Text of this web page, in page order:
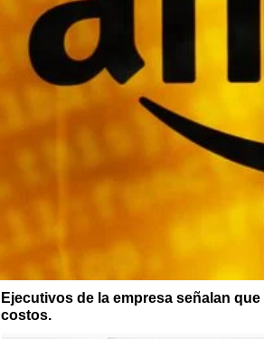
Ejecutivos de la empresa señalan
costos.